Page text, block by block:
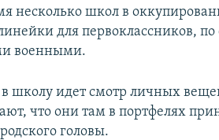
несколько школ в
для первоклассников,
военными.
школу идет смотр личных
что они там в портфелях
головы.